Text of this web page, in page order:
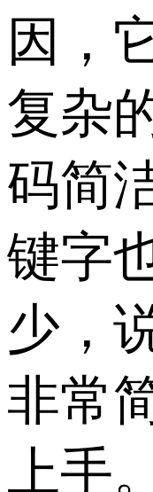
因，
复杂
码简
键字
少，
非常
上手